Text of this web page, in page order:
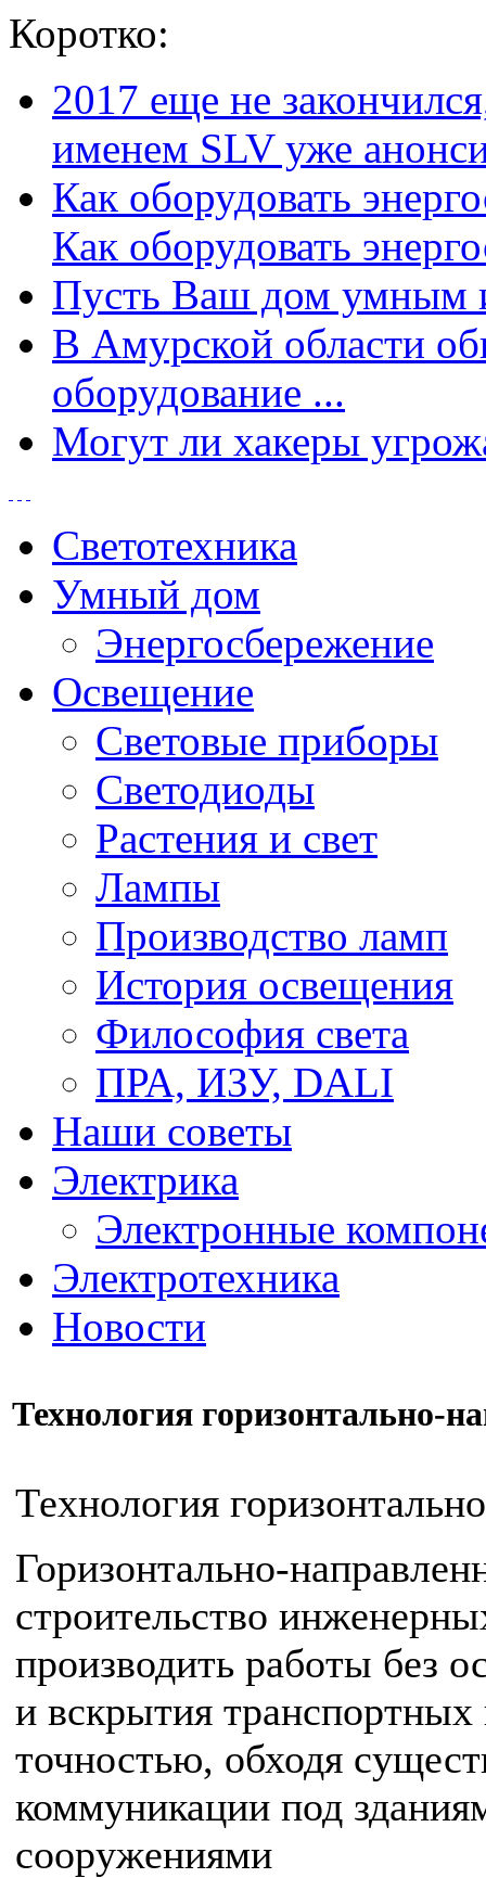
Коротко:
2017 еще не
именем SLV уже
Как оборудовать
Как оборудовать
Пусть Ваш дом умным
В Амурской области
оборудование ...
Могут ли хакеры
Светотехника
Умный дом
Энергосбережение
Освещение
Световые приборы
Светодиоды
Растения и свет
Лампы
Производство ламп
История освещения
Философия света
ПРА, ИЗУ, DALI
Наши советы
Электрика
Электронные
Электротехника
Новости
Технология горизонтально-
Технология
Горизонтально-
строительство
производить работы без
и вскрытия
точностью, обходя
коммуникации под
сооружениями